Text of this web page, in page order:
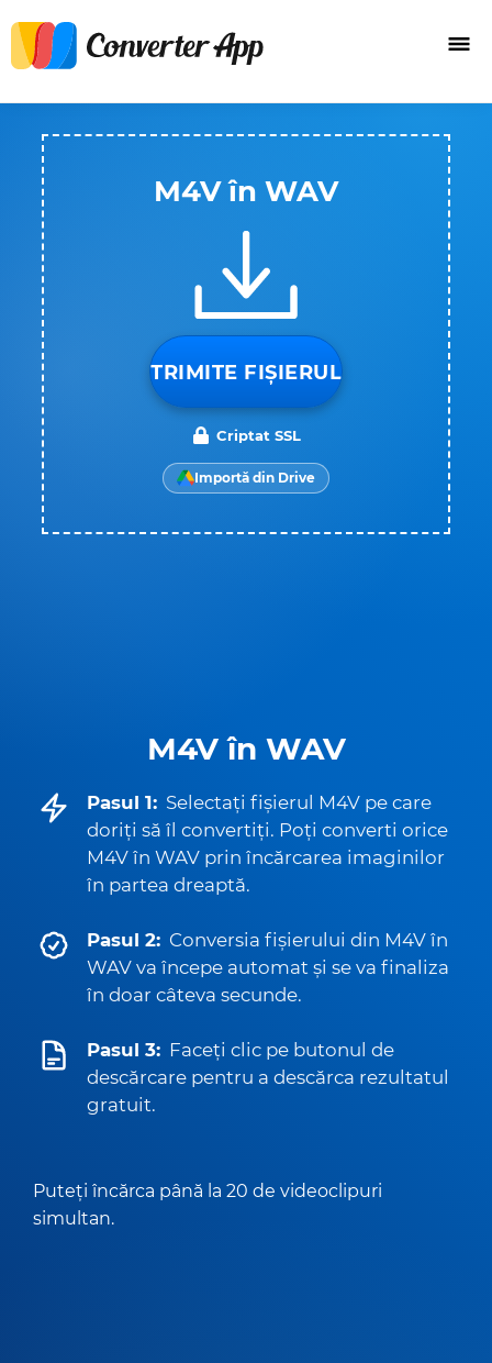
M4V în WAV
Pasul 1: Selectați fișierul M4V pe care
doriți să îl convertiți. Poți converti orice
M4V în WAV prin încărcarea imaginilor
în partea dreaptă.
Pasul 2: Conversia fișierului din M4V în
WAV va începe automat și se va finaliza
în doar câteva secunde.
Pasul 3: Faceți clic pe butonul de
descărcare pentru a descărca rezultatul
gratuit.
Puteți încărca până la 20 de videoclipuri
simultan.
M4V în WAV
TRIMITE FIȘIERUL
Criptat SSL
Importă din Drive